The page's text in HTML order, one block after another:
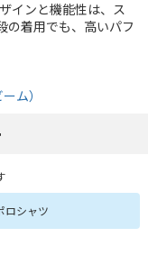
インと機能性は、ス
の着用でも、高いパフ
ム）
ロシャツ